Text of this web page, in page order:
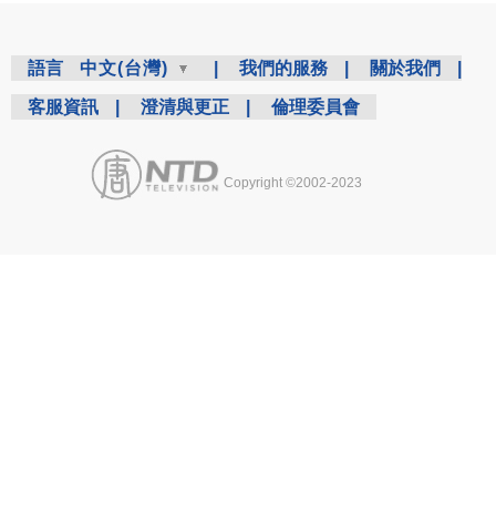
語言 中文(台灣) 我們的服務 關於我們
客服資訊 澄清與更正 倫理委員會
Copyright ©2002-2023